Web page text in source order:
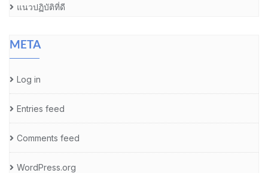
แนวปฏิบัติที่ดี
META
Log in
Entries feed
Comments feed
WordPress.org